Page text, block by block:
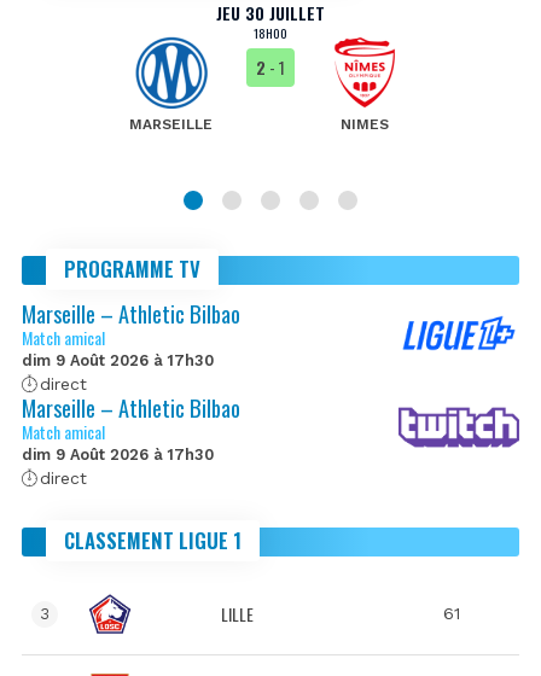
JEU 30 JUILLET
18H00
MARSEILLE
2 - 1
NIMES
PROGRAMME TV
Marseille – Athletic Bilbao
Match amical
dim 9 Août 2026 à 17h30
direct
Marseille – Athletic Bilbao
Match amical
dim 9 Août 2026 à 17h30
direct
CLASSEMENT LIGUE 1
3 LILLE 61